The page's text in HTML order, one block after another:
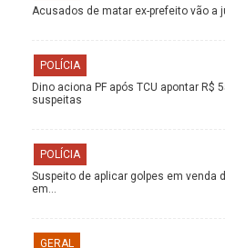
Acusados de matar ex-prefeito vão a
POLÍCIA
Dino aciona PF após TCU apontar R$
suspeitas
POLÍCIA
Suspeito de aplicar golpes em venda
em…
GERAL